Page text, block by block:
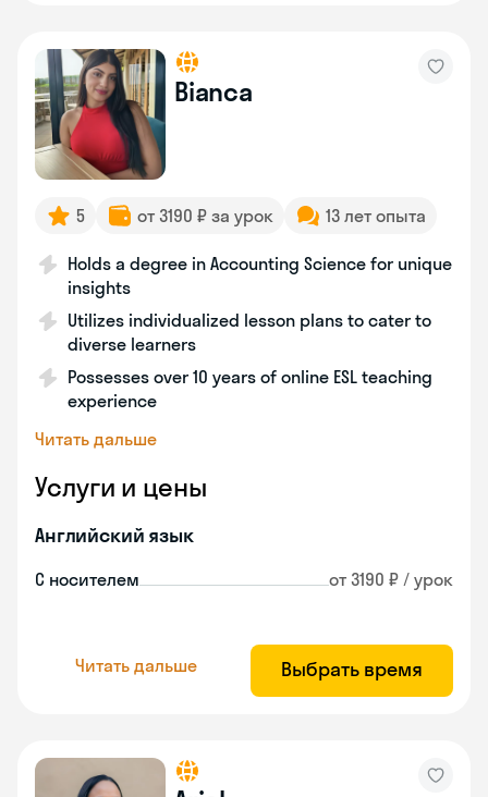
Bianca
5 от 3190 ₽ за урок 13 лет опыта
Holds a degree in Accounting Science for unique
insights
Utilizes individualized lesson plans to cater to
diverse learners
Possesses over 10 years of online ESL teaching
experience
Читать дальше
Услуги и цены
Английский язык
С носителем от 3190 ₽ / урок
Читать дальше Выбрать время